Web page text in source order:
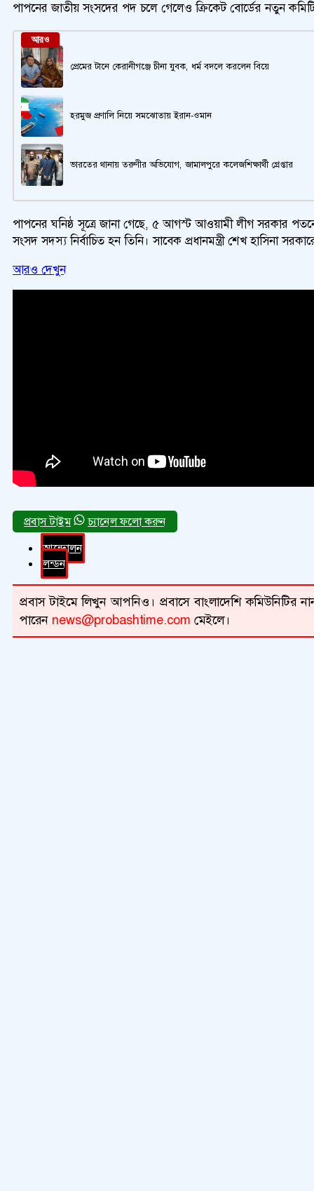
পাপনের জাতীয় সংসদের পদ চলে গেলেও ক্রিকেট বোর্ডের নতুন
আরও
প্রেমের টানে কেরানীগঞ্জে চীনা যুবক, ধর্ম বদলে করলেন বিয়ে
হরমুজ প্রণালি নিয়ে সমঝোতায় ইরান-ওমান
ভারতের থানায় তরুণীর অভিযোগ, জামালপুরে কলেজশিক্ষার্থী গ্রেপ্তার
পাপনের ঘনিষ্ঠ সূত্রে জানা গেছে, ৫ আগস্ট আওয়ামী লীগ সরকার
সংসদ সদস্য নির্বাচিত হন তিনি। সাবেক প্রধানমন্ত্রী শেখ হাসিনা
আরও দেখুন
চ্যানেল ফলো করুন
আন্দোলন
লন্ডন
প্রবাস টাইমে লিখুন আপনিও। প্রবাসে বাংলাদেশি কমিউনিটির
পারেন news@probashtime.com মেইলে।